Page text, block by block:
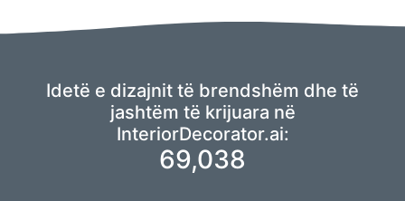
Idetë e dizajnit të brendshëm dhe të
jashtëm të krijuara në
InteriorDecorator.ai:
69,038